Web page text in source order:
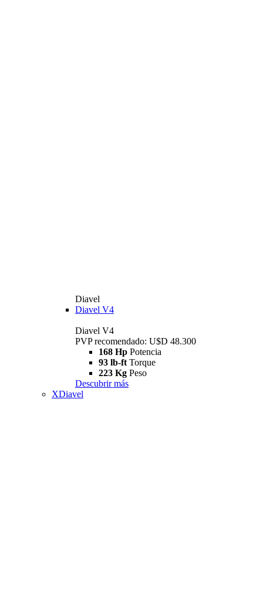
Diavel
Diavel V4
Diavel V4
PVP recomendado: U$D 48.300
168 Hp Potencia
93 lb-ft Torque
223 Kg Peso
Descubrir más
XDiavel